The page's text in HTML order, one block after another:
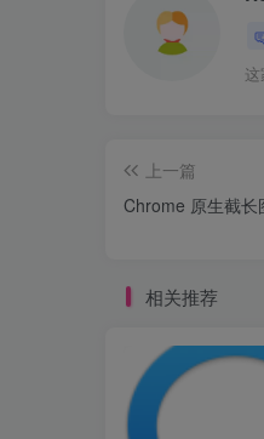
上一篇
Chrome 原生截长
相关推荐